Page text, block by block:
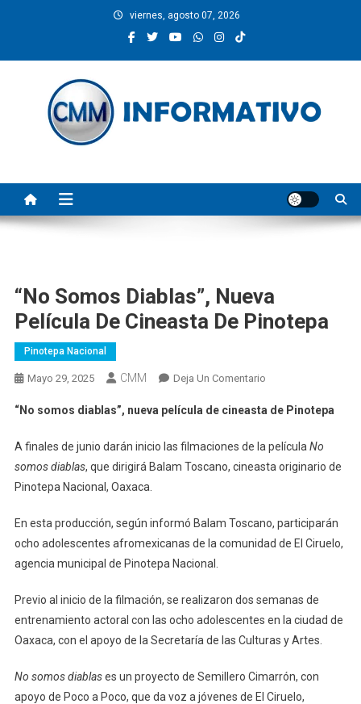
viernes, agosto 07, 2026
“No Somos Diablas”, Nueva
Película De Cineasta De Pinotepa
Pinotepa Nacional
Mayo 29, 2025 CMM Deja Un ComentarioEn
Somos
Nueva
Película
De
Pinotepa
“No somos diablas”, nueva película de cineasta de Pinotepa
A finales de junio darán inicio las filmaciones de la película No
somos diablas, que dirigirá Balam Toscano, cineasta originario de
Pinotepa Nacional, Oaxaca.
En esta producción, según informó Balam Toscano, participarán
ocho adolescentes afromexicanas de la comunidad de El Ciruelo,
agencia municipal de Pinotepa Nacional.
Previo al inicio de la filmación, se realizaron dos semanas de
entrenamiento actoral con las ocho adolescentes en la ciudad de
Oaxaca, con el apoyo de la Secretaría de las Culturas y Artes.
No somos diablases un proyecto de Semillero Cimarrón, con
apoyo de Poco a Poco, que da voz a jóvenes de El Ciruelo,